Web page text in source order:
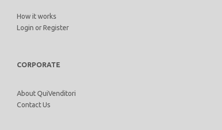
How it works
Login orRegister
CORPORATE
About QuiVenditori
Contact Us